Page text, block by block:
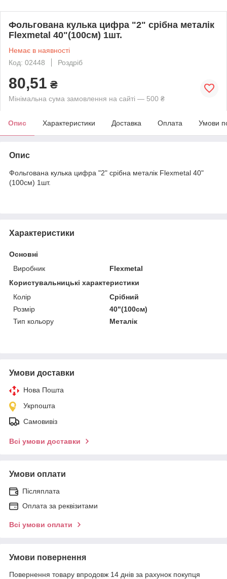
Фольгована кулька цифра "2" срібна металік
Flexmetal 40"(100см) 1шт.
Немає в наявності
Код: 02448
Роздріб
80,51 ₴
Мінімальна сума замовлення на сайті — 500 ₴
Опис Характеристики Доставка Оплата Умови
Опис
Фольгована кулька цифра "2" срібна металік Flexmetal 40"
(100см) 1шт.
Характеристики
Основні
Виробник
Flexmetal
Користувальницькі характеристики
Колір
Срібний
Розмір
40"(100см)
Тип кольору
Металік
Умови доставки
Нова Пошта
Укрпошта
Самовивіз
Всі умови доставки
Умови оплати
Післяплата
Оплата за реквізитами
Всі умови оплати
Умови повернення
Повернення товару впродовж 14 днів за рахунок покупця